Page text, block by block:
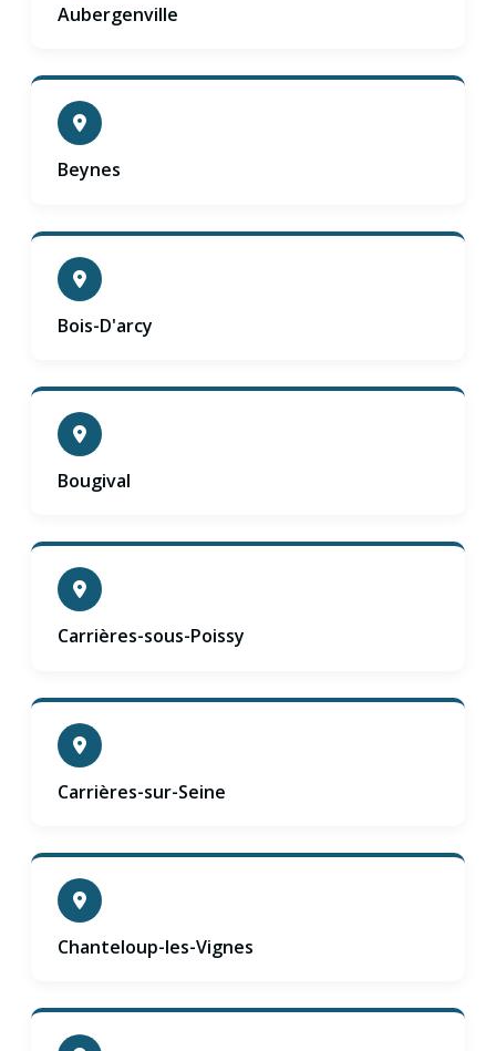
Aubergenville
Beynes
Bois-D'arcy
Bougival
Carrières-sous-Poissy
Carrières-sur-Seine
Chanteloup-les-Vignes